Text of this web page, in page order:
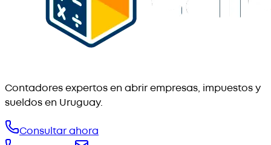
Contadores expertos en abrir empresas, impuestos y
sueldos en Uruguay.
Consultar ahora